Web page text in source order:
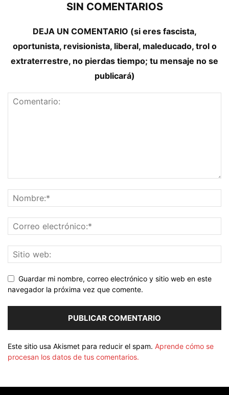
SIN COMENTARIOS
DEJA UN COMENTARIO (si eres fascista,
oportunista, revisionista, liberal, maleducado, trol o
extraterrestre, no pierdas tiempo; tu mensaje no se
publicará)
Guardar mi nombre, correo electrónico y sitio web en este
navegador la próxima vez que comente.
Este sitio usa Akismet para reducir el spam. Aprende cómo se
procesan los datos de tus comentarios.